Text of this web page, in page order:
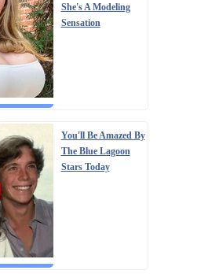
She's A Modeling
Sensation
You'll Be Amazed By
The Blue Lagoon
Stars Today